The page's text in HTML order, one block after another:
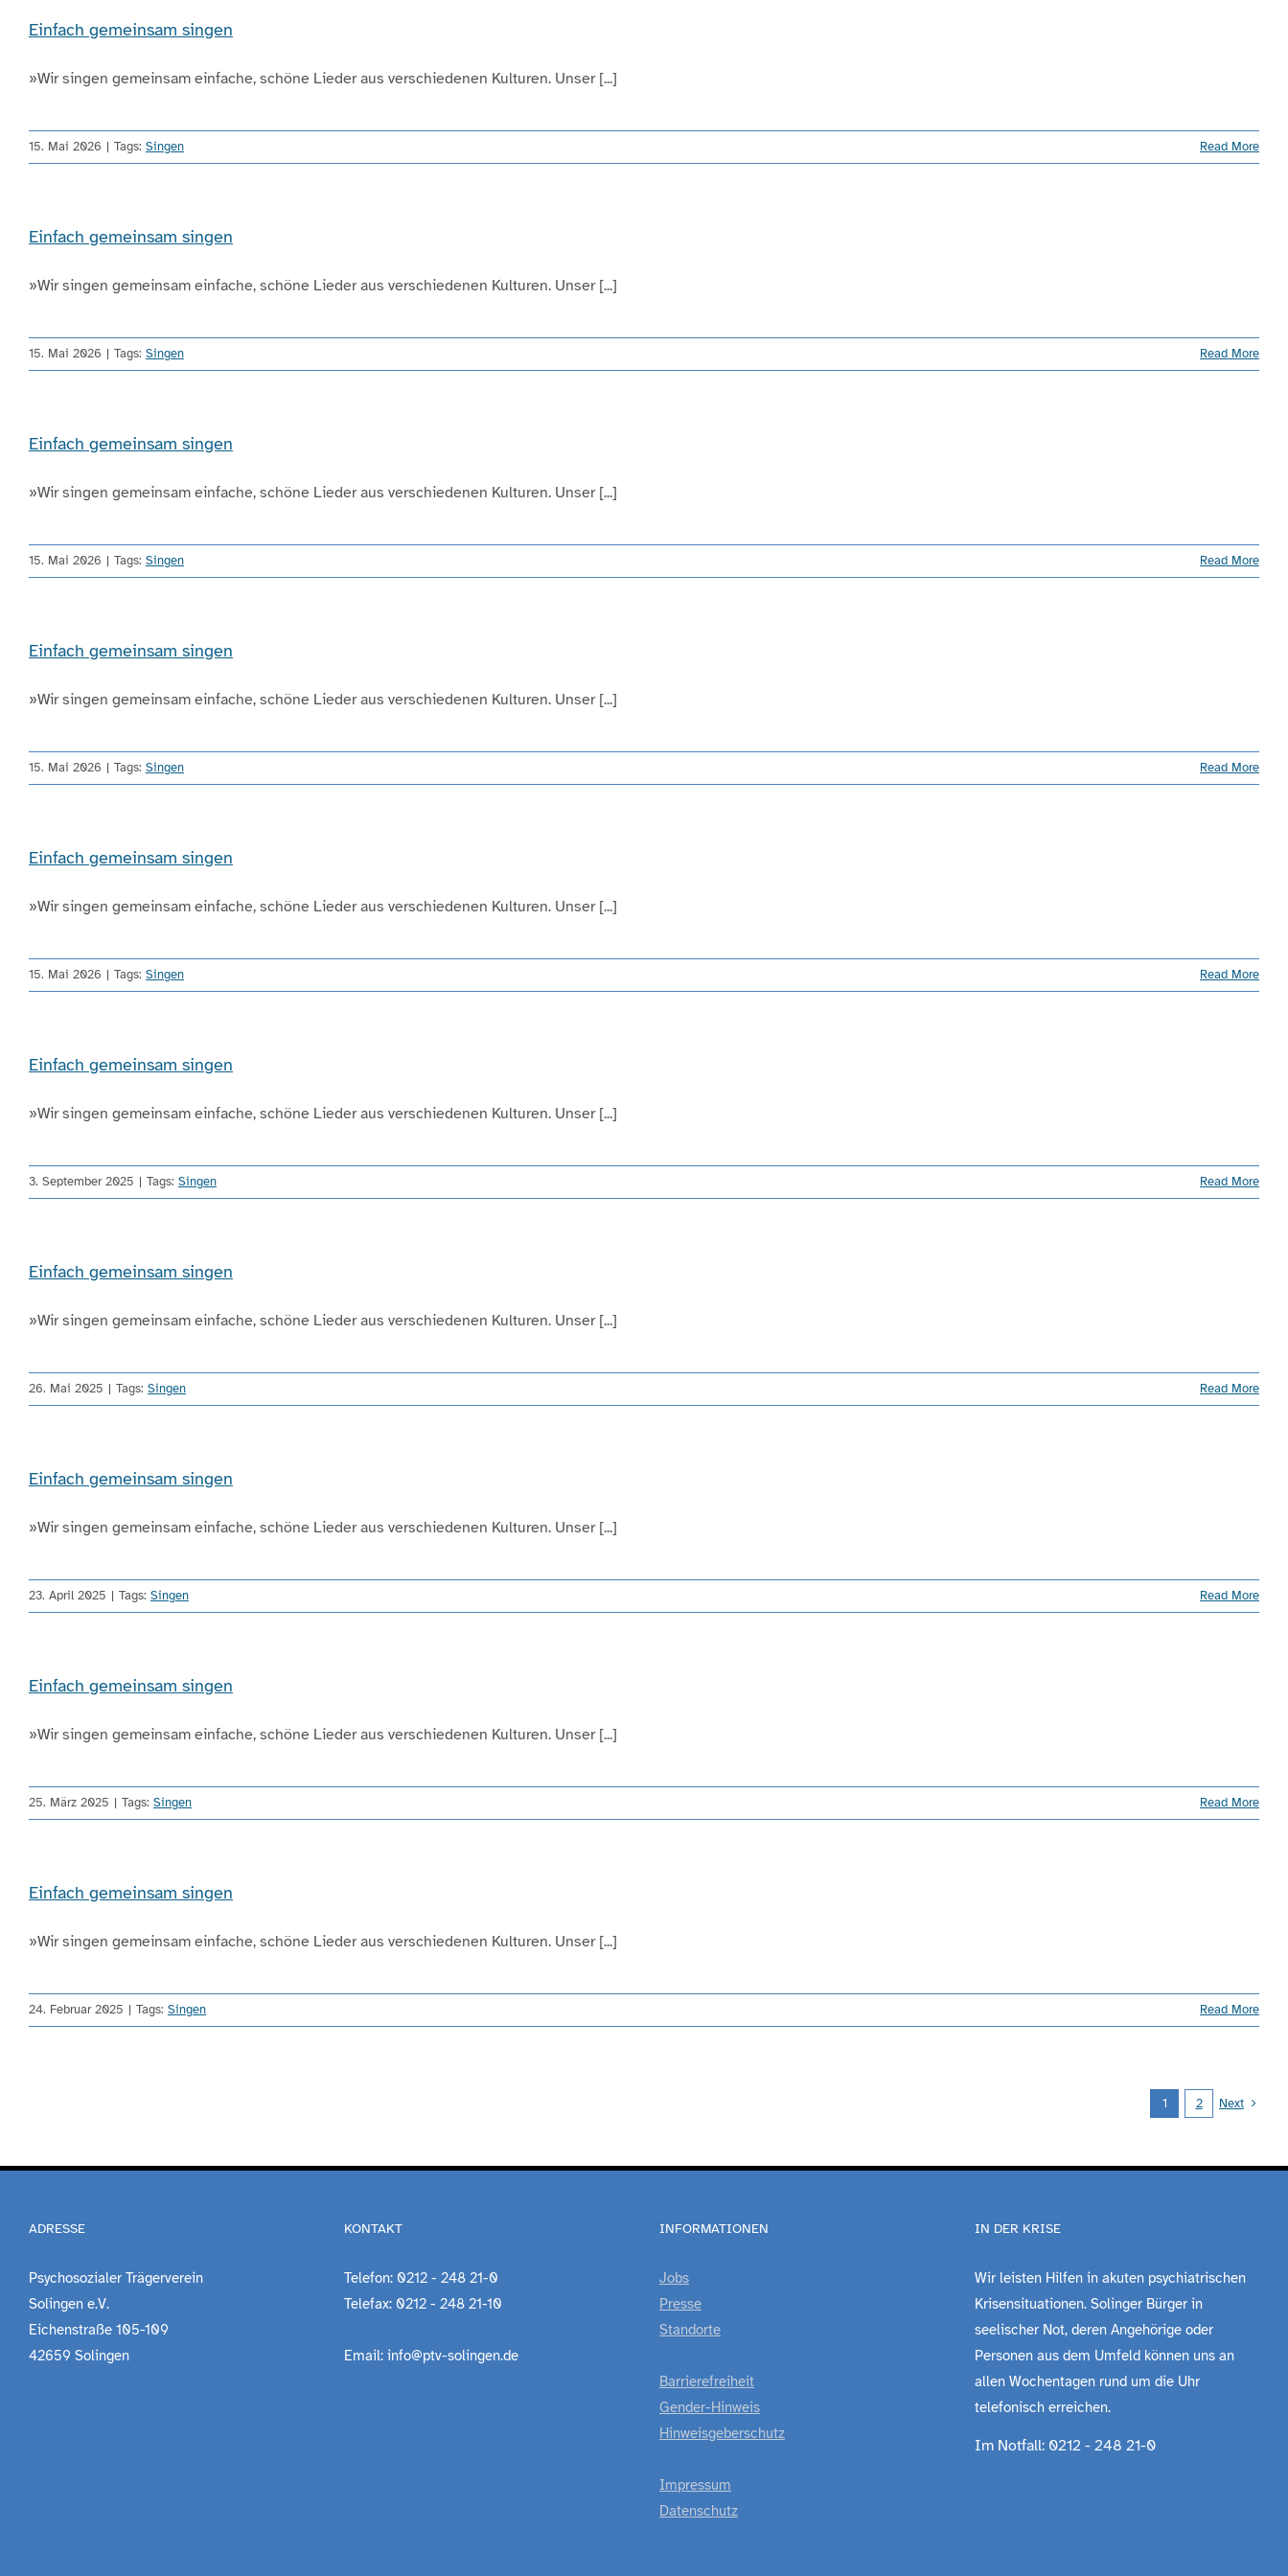
Einfach gemeinsam singen
»Wir singen gemeinsam einfache, schöne Lieder aus verschiedenen Kulturen. Unser [...]
15. Mai 2026 | Tags: Singen Read More
Einfach gemeinsam singen
»Wir singen gemeinsam einfache, schöne Lieder aus verschiedenen Kulturen. Unser [...]
15. Mai 2026 | Tags: Singen Read More
Einfach gemeinsam singen
»Wir singen gemeinsam einfache, schöne Lieder aus verschiedenen Kulturen. Unser [...]
15. Mai 2026 | Tags: Singen Read More
Einfach gemeinsam singen
»Wir singen gemeinsam einfache, schöne Lieder aus verschiedenen Kulturen. Unser [...]
15. Mai 2026 | Tags: Singen Read More
Einfach gemeinsam singen
»Wir singen gemeinsam einfache, schöne Lieder aus verschiedenen Kulturen. Unser [...]
15. Mai 2026 | Tags: Singen Read More
Einfach gemeinsam singen
»Wir singen gemeinsam einfache, schöne Lieder aus verschiedenen Kulturen. Unser [...]
3. September 2025 | Tags: Singen Read More
Einfach gemeinsam singen
»Wir singen gemeinsam einfache, schöne Lieder aus verschiedenen Kulturen. Unser [...]
26. Mai 2025 | Tags: Singen Read More
Einfach gemeinsam singen
»Wir singen gemeinsam einfache, schöne Lieder aus verschiedenen Kulturen. Unser [...]
23. April 2025 | Tags: Singen Read More
Einfach gemeinsam singen
»Wir singen gemeinsam einfache, schöne Lieder aus verschiedenen Kulturen. Unser [...]
25. März 2025 | Tags: Singen Read More
Einfach gemeinsam singen
»Wir singen gemeinsam einfache, schöne Lieder aus verschiedenen Kulturen. Unser [...]
24. Februar 2025 | Tags: Singen Read More
1 2 Next
ADRESSE
Psychosozialer Trägerverein
Solingen e.V.
Eichenstraße 105-109
42659 Solingen
KONTAKT
Telefon: 0212 - 248 21-0
Telefax: 0212 - 248 21-10
Email: info@ptv-solingen.de
INFORMATIONEN
Jobs
Presse
Standorte
Barrierefreiheit
Gender-Hinweis
Hinweisgeberschutz
Impressum
Datenschutz
IN DER KRISE
Wir leisten Hilfen in akuten psychiatrischen
Krisensituationen. Solinger Bürger in
seelischer Not, deren Angehörige oder
Personen aus dem Umfeld können uns an
allen Wochentagen rund um die Uhr
telefonisch erreichen.
Im Notfall: 0212 - 248 21-0